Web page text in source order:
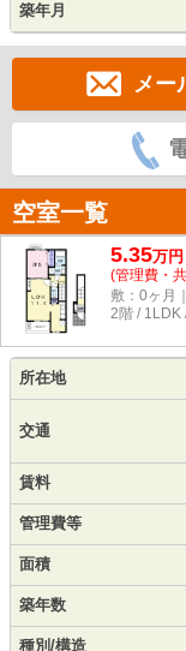
築年月
メー
空室一覧
5.35万円
(管理費・
敷：0ヶ月
2階 / 1LDK
所在地
交通
賃料
管理費等
面積
築年数
種別/構造